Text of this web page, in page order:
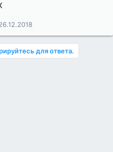
для ответа.